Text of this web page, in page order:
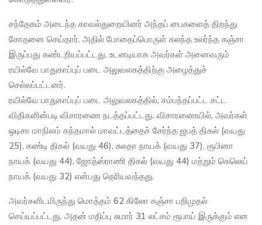
சந்தேகம் அடைந்த காவல்துறையினர் அந்தப் பைகளைத் திறந்து
சோதனை செய்தார். அதில் போதைப்பொருள் கலந்த உலர்ந்த கஞ்சா
இருப்பது கண்டறியப்பட்டது. உடனடியாக அவர்கள் அனைவரும்
ரயில்வே பாதுகாப்புப் படை அலுவலகத்திற்கு அழைத்துச்
செல்லப்பட்டனர்.
ரயில்வே பாதுகாப்புப் படை அலுவலகத்தில், சம்பந்தப்பட்ட சட்ட
விதிகளின்படி விசாரணை நடத்தப்பட்டது. விசாரணையில், அவர்கள்
ஒடிசா மாநிலம் கந்தமால் மாவட்டத்தைச் சேர்ந்த ஜபத் திகல் (வயது
25), கண்டி திகல் (வயது 46), சுலதா நாயக் (வயது 37), ரூபினா
நாயக் (வயது 44), ஜோத்ஸ்ராணி திகல் (வயது 44) மற்றும் கெலெய்
நாயக் (வயது 32) என்பது தெரியவந்தது.
அவர்களிடமிருந்து மொத்தம் 62 கிலோ கஞ்சா பறிமுதல்
செய்யப்பட்டது. அதன் மதிப்பு சுமார் 31 லட்சம் ரூபாய் இருக்கும் என